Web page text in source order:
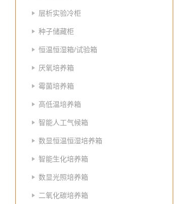
层析实验冷柜
种子储藏柜
恒温恒湿箱/试验箱
厌氧培养箱
霉菌培养箱
高低温培养箱
智能人工气候箱
数显恒温恒湿培养箱
智能生化培养箱
数显光照培养箱
二氧化碳培养箱